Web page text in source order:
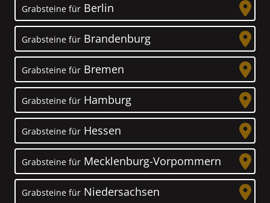
Grabsteine für Berlin
Grabsteine für Brandenburg
Grabsteine für Bremen
Grabsteine für Hamburg
Grabsteine für Hessen
Grabsteine für Mecklenburg-Vorpommern
Grabsteine für Niedersachsen